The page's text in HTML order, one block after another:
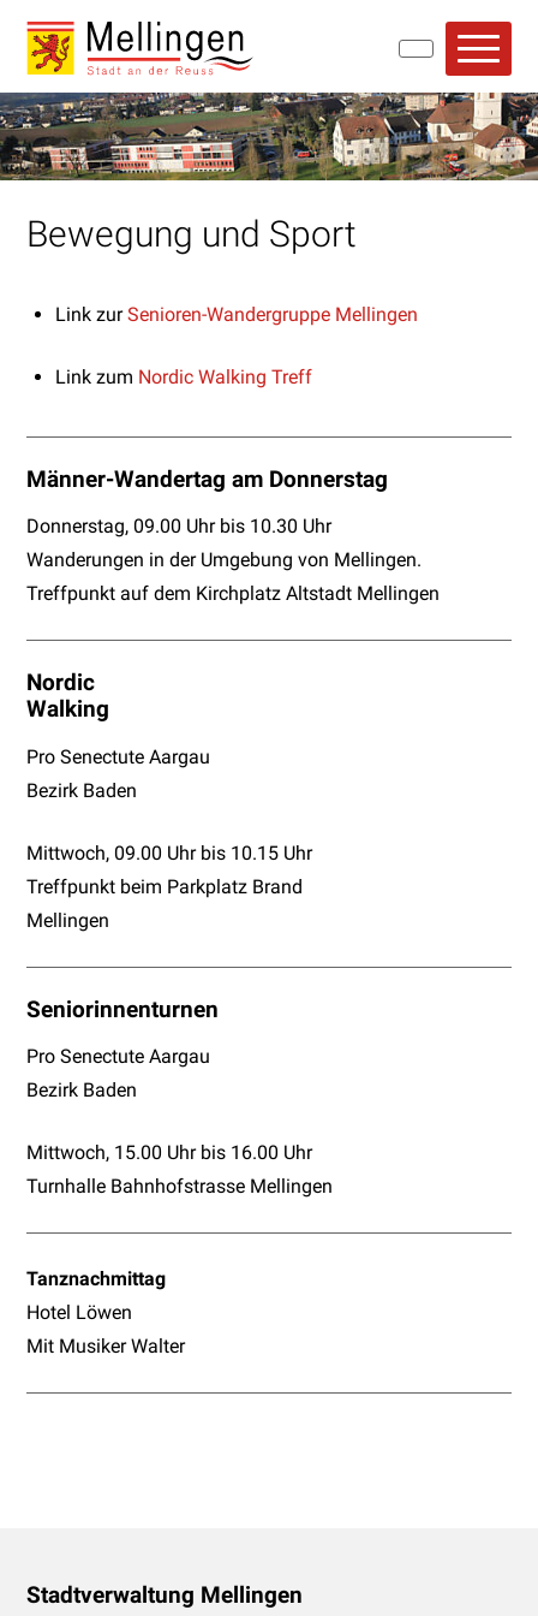
Navigieren in Mellingen
Schnellnavigation
Bewegung und Sport
Link zurSenioren-Wandergruppe Mellingen
Link zum Nordic Walking Treff
Männer-Wandertag am Donnerstag
Donnerstag, 09.00 Uhr bis 10.30 Uhr
Wanderungen in der Umgebung von Mellingen.
Treffpunkt auf dem Kirchplatz Altstadt Mellingen
Nordic
Walking
Pro Senectute Aargau
Bezirk Baden
Mittwoch, 09.00 Uhr bis 10.15 Uhr
Treffpunkt beim Parkplatz Brand
Mellingen
Seniorinnenturnen
Pro Senectute Aargau
Bezirk Baden
Mittwoch, 15.00 Uhr bis 16.00 Uhr
Turnhalle Bahnhofstrasse Mellingen
Tanznachmittag
Hotel Löwen
Mit Musiker Walter
Footer
Stadtverwaltung Mellingen